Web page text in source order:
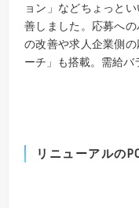
ョン」などちょっと
善しました。応募へ
の改善や求人企業側
ーチ」も搭載。需給バ
リニューアルの